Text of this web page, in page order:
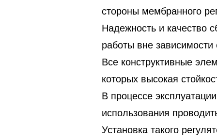
стороны мембранного
Надежность и качество
работы вне
Все конструктивные
которых высокая
В процессе
использования
Установка такого